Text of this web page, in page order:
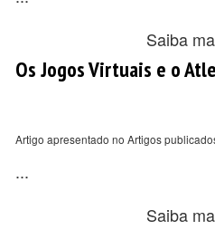
Saiba
Os Jogos Virtuais e o
Artigo apresentado no Artigos
...
Saiba